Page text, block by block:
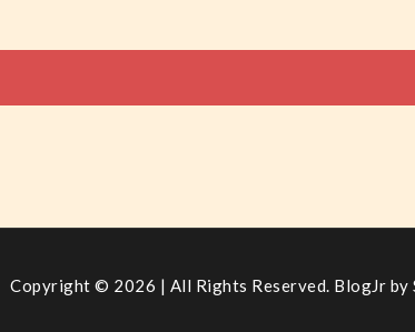
Copyright © 2026 | All Rights Reserved. BlogJr by